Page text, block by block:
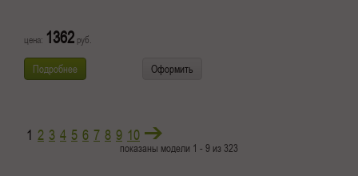
цена: 1362 руб.
Подробнее Оформить
1 2 3 4 5 6 7 8 9 10
показаны модели 1 - 9 из 323